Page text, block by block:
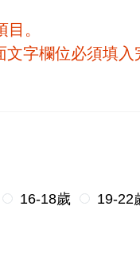
。
字欄位必須填入
16-18歲 19-22